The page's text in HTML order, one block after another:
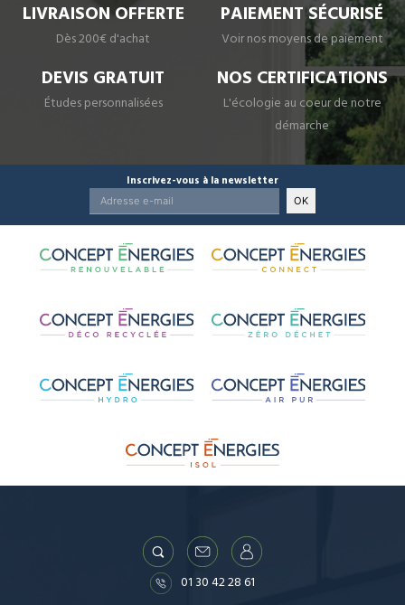
LIVRAISON OFFERTE
Dès 200€ d'achat
PAIEMENT SÉCURISÉ
Voir nos moyens de paiement
DEVIS GRATUIT
Études personnalisées
NOS CERTIFICATIONS
L'écologie au coeur de notre
démarche
Inscrivez-vous à la newsletter
OK
01 30 42 28 61